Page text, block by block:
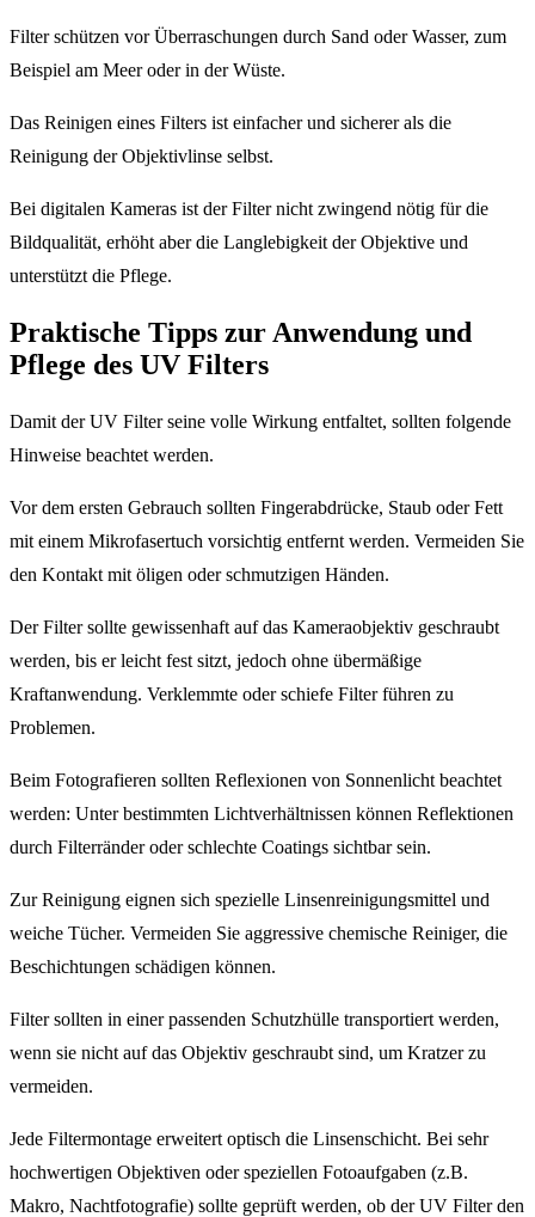
Filter schützen vor Überraschungen durch Sand oder Wasser, zum
Beispiel am Meer oder in der Wüste.
Das Reinigen eines Filters ist einfacher und sicherer als die
Reinigung der Objektivlinse selbst.
Bei digitalen Kameras ist der Filter nicht zwingend nötig für die
Bildqualität, erhöht aber die Langlebigkeit der Objektive und
unterstützt die Pflege.
Praktische Tipps zur Anwendung und
Pflege des UV Filters
Damit der UV Filter seine volle Wirkung entfaltet, sollten folgende
Hinweise beachtet werden.
Vor dem ersten Gebrauch sollten Fingerabdrücke, Staub oder Fett
mit einem Mikrofasertuch vorsichtig entfernt werden. Vermeiden Sie
den Kontakt mit öligen oder schmutzigen Händen.
Der Filter sollte gewissenhaft auf das Kameraobjektiv geschraubt
werden, bis er leicht fest sitzt, jedoch ohne übermäßige
Kraftanwendung. Verklemmte oder schiefe Filter führen zu
Problemen.
Beim Fotografieren sollten Reflexionen von Sonnenlicht beachtet
werden: Unter bestimmten Lichtverhältnissen können Reflektionen
durch Filterränder oder schlechte Coatings sichtbar sein.
Zur Reinigung eignen sich spezielle Linsenreinigungsmittel und
weiche Tücher. Vermeiden Sie aggressive chemische Reiniger, die
Beschichtungen schädigen können.
Filter sollten in einer passenden Schutzhülle transportiert werden,
wenn sie nicht auf das Objektiv geschraubt sind, um Kratzer zu
vermeiden.
Jede Filtermontage erweitert optisch die Linsenschicht. Bei sehr
hochwertigen Objektiven oder speziellen Fotoaufgaben (z.B.
Makro, Nachtfotografie) sollte geprüft werden, ob der UV Filter den